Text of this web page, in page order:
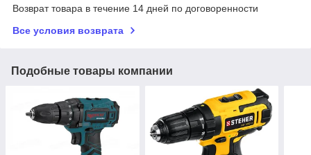
Возврат товара в течение 14 дней по договоренности
Все условия возврата
Подобные товары компании